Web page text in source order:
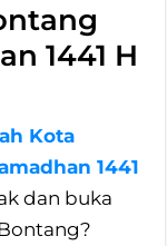
1441 H
Kota
1441
dan buka